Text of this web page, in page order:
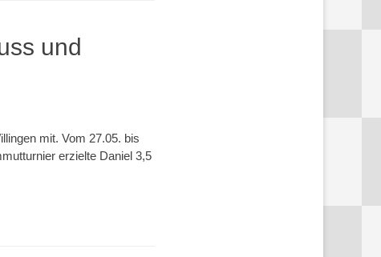
und
mit. Vom 27.05. bis
erzielte Daniel 3,5